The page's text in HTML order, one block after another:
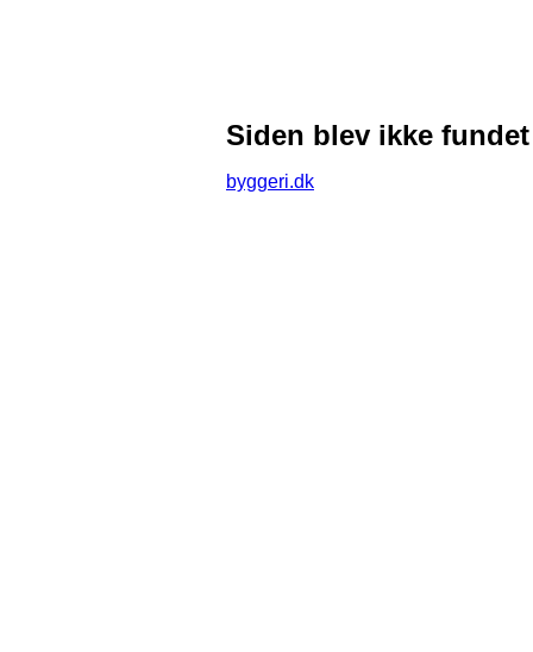
Siden blev ikke fundet
byggeri.dk